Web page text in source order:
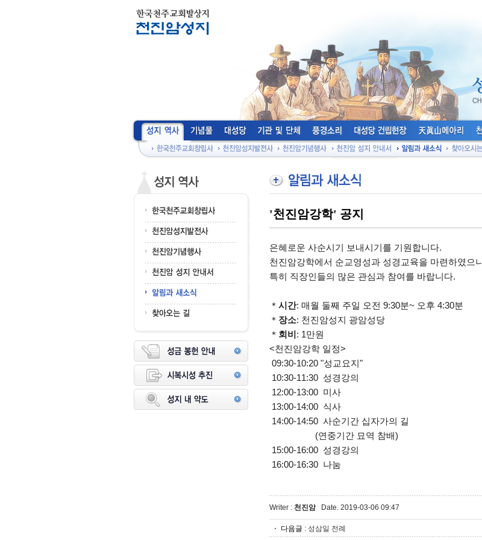
'천진암강학' 공지
은혜로운 사순시기 보내시기를 기원합니다.
천진암강학에서 순교영성과 성경교육을 마련하였으니
특히 직장인들의 많은 관심과 참여를 바랍니다.
＊ 시간: 매월 둘째 주일 오전 9:30분~ 오후 4:30분
＊ 장소: 천진암성지 광암성당
＊ 회비 : 1만원
<천진암강학 일정>
09:30-10:20 "성교요지"
10:30-11:30 성경강의
12:00-13:00 미사
13:00-14:00 식사
14:00-14:50 사순기간 십자가의 길
(연중기간 묘역 참배)
15:00-16:00 성경강의
16:00-16:30 나눔
Writer : 천진암 Date. 2019-03-06 09:47
다음글 : 성삼일 전례